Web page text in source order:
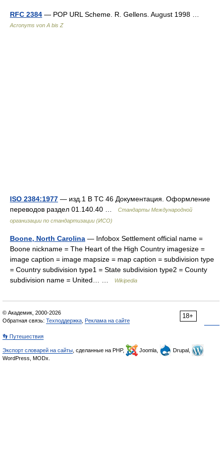
RFC 2384 — POP URL Scheme. R. Gellens. August 1998 …
Acronyms von A bis Z
ISO 2384:1977 — изд.1 B TC 46 Документация. Оформление
переводов раздел 01.140.40 …
Стандарты Международной
организации по стандартизации (ИСО)
Boone, North Carolina — Infobox Settlement official name =
Boone nickname = The Heart of the High Country imagesize =
image caption = image mapsize = map caption = subdivision type
= Country subdivision type1 = State subdivision type2 = County
subdivision name = United… …
Wikipedia
18+
© Академик, 2000-2026
Обратная связь: Техподдержка Реклама на сайте
👣 Путешествия
Экспорт словарей на сайты , сделанные на PHP, Joomla,
Drupal,
WordPress, MODx.